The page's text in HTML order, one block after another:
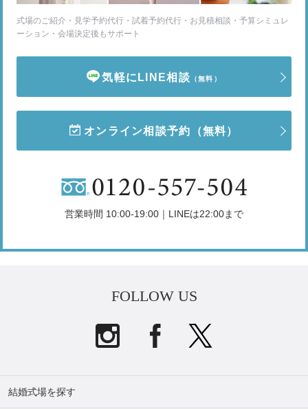
式場のご紹介・見学予約代行・試着予約代行・お見積相談・予算シミュレ
ーション・会場決定後もサポート
気軽にLINE相談 （無料）
オンライン相談予約 （無料）
営業時間 10:00-19:00｜LINEは22:00まで
FOLLOW US
結婚式場を探す